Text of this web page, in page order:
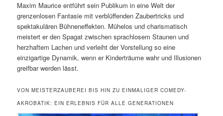
Maxim Maurice entführt sein Publikum in eine Welt der
grenzenlosen Fantasie mit verblüffenden Zaubertricks und
spektakulären Bühneneffekten. Mühelos und charismatisch
meistert er den Spagat zwischen sprachlosem Staunen und
herzhaftem Lachen und verleiht der Vorstellung so eine
einzigartige Dynamik, wenn er Kinderträume wahr und Illusionen
greifbar werden lässt.
VON MEISTERZAUBEREI BIS HIN ZU EINMALIGER COMEDY-
AKROBATIK: EIN ERLEBNIS FÜR ALLE GENERATIONEN